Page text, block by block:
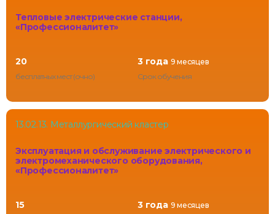
Тепловые электрические станции,
«Профессионалитет»
20
бесплатных мест (очно)
3 года 9 месяцев
Срок обучения
13.02.13. Металлургический кластер
Эксплуатация и обслуживание электрического и
электромеханического оборудования,
«Профессионалитет»
15 3 года 9 месяцев